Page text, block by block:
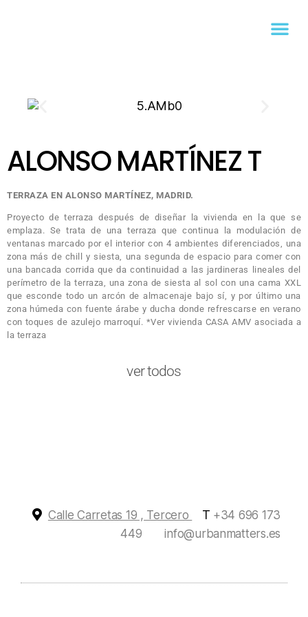
ALONSO MARTÍNEZ T
TERRAZA EN ALONSO MARTÍNEZ, MADRID.
Proyecto de terraza después de diseñar la vivienda en la que se
emplaza. Se trata de una terraza que continua la modulación de
ventanas marcado por el interior con 4 ambientes diferenciados, una
zona más de chill y siesta, una segunda de espacio para comer con
una bancada corrida que da continuidad a las jardineras lineales del
perímetro de la terraza, una zona de siesta al sol con una cama XXL
que esconde todo un arcón de almacenaje bajo sí, y por último una
zona húmeda con fuente árabe y ducha donde refrescarse en verano
con toques de azulejo marroquí. *Ver vivienda CASA AMV asociada a
la terraza
ver todos
Calle Carretas 19 , Tercero T +34 696 173
449
info@urbanmatters.es